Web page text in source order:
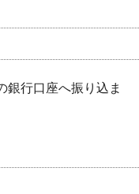
銀行口座へ振り込ま